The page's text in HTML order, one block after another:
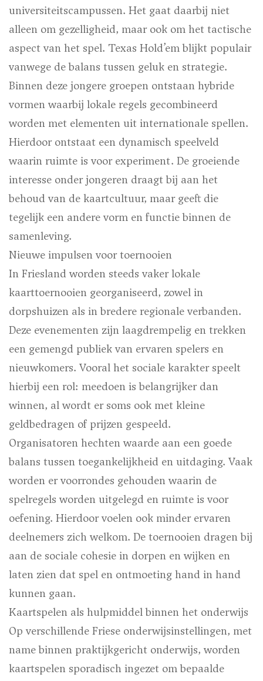
universiteitscampussen. Het gaat daarbij niet
alleen om gezelligheid, maar ook om het tactische
aspect van het spel. Texas Hold’em blijkt populair
vanwege de balans tussen geluk en strategie.
Binnen deze jongere groepen ontstaan hybride
vormen waarbij lokale regels gecombineerd
worden met elementen uit internationale spellen.
Hierdoor ontstaat een dynamisch speelveld
waarin ruimte is voor experiment. De groeiende
interesse onder jongeren draagt bij aan het
behoud van de kaartcultuur, maar geeft die
tegelijk een andere vorm en functie binnen de
samenleving.
Nieuwe impulsen voor toernooien
In Friesland worden steeds vaker lokale
kaarttoernooien georganiseerd, zowel in
dorpshuizen als in bredere regionale verbanden.
Deze evenementen zijn laagdrempelig en trekken
een gemengd publiek van ervaren spelers en
nieuwkomers. Vooral het sociale karakter speelt
hierbij een rol: meedoen is belangrijker dan
winnen, al wordt er soms ook met kleine
geldbedragen of prijzen gespeeld.
Organisatoren hechten waarde aan een goede
balans tussen toegankelijkheid en uitdaging. Vaak
worden er voorrondes gehouden waarin de
spelregels worden uitgelegd en ruimte is voor
oefening. Hierdoor voelen ook minder ervaren
deelnemers zich welkom. De toernooien dragen bij
aan de sociale cohesie in dorpen en wijken en
laten zien dat spel en ontmoeting hand in hand
kunnen gaan.
Kaartspelen als hulpmiddel binnen het onderwijs
Op verschillende Friese onderwijsinstellingen, met
name binnen praktijkgericht onderwijs, worden
kaartspelen sporadisch ingezet om bepaalde